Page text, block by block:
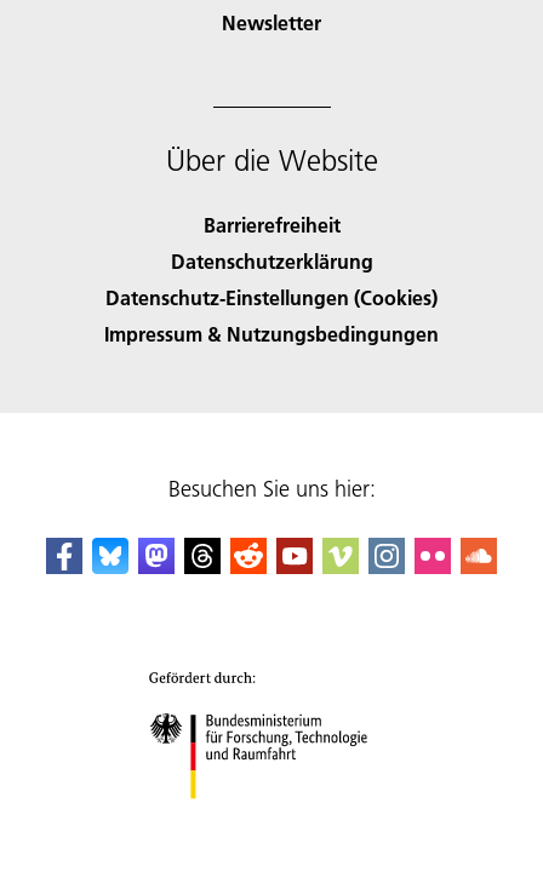
Newsletter
Über die Website
Barrierefreiheit
Datenschutzerklärung
Datenschutz-Einstellungen (Cookies)
Impressum & Nutzungsbedingungen
Besuchen Sie uns hier: